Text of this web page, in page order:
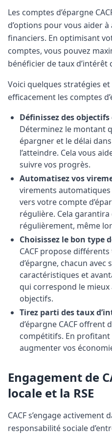
Les comptes d’épargne
d’options pour vous aider
financiers. En optimisant
comptes, vous pouvez
bénéficier de taux d’intérêt
Voici quelques stratégies
efficacement les comptes
Définissez des objectifs
Déterminez le montant
épargner et le délai
l’atteindre. Cela vous
suivre vos progrès.
Automatisez vos
virements
vers votre compte
régulière. Cela
régulièrement, même
Choisissez le bon type
CACF propose
d’épargne, chacun avec
caractéristiques et
qui correspond le mieux
objectifs.
Tirez parti des taux
d’épargne CACF offrent
compétitifs. En profitant
augmenter vos
Engagement de
locale et la RSE
CACF s’engage activement
responsabilité sociale